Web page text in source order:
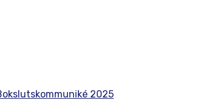
2025